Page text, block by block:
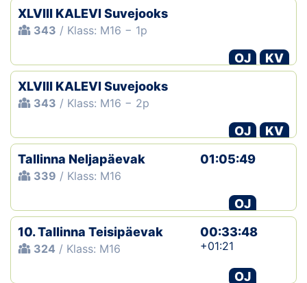
XLVIII KALEVI Suvejooks
343 / Klass: M16 − 1p
OJ
KV
XLVIII KALEVI Suvejooks
343 / Klass: M16 − 2p
OJ
KV
Tallinna Neljapäevak
339 / Klass: M16
01:05:49
OJ
10. Tallinna Teisipäevak
324 / Klass: M16
00:33:48
+01:21
OJ